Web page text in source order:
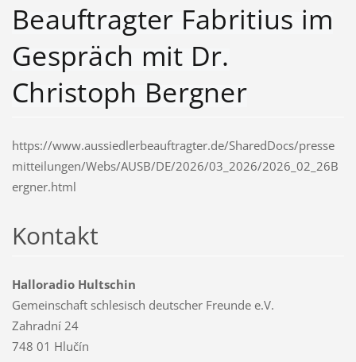
Beauftragter Fabritius im
Gespräch mit Dr.
Christoph Bergner
https://www.aussiedlerbeauftragter.de/SharedDocs/presse
mitteilungen/Webs/AUSB/DE/2026/03_2026/2026_02_26B
ergner.html
Kontakt
Halloradio Hultschin
Gemeinschaft schlesisch deutscher Freunde e.V.
Zahradní 24
748 01 Hlučín